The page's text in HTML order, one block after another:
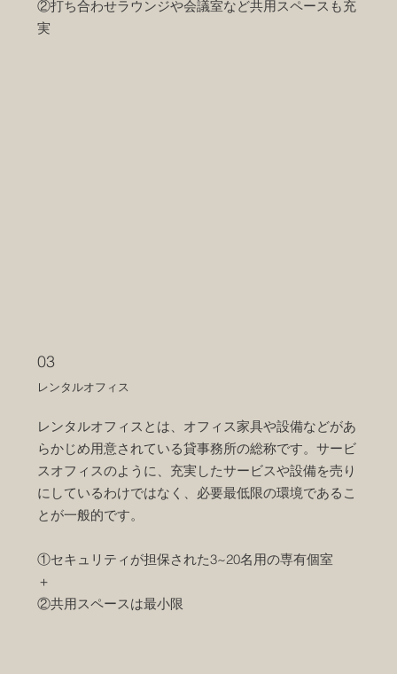
②打ち合わせラウンジや会議室など共用スペース​も充
実
03
レンタルオフィス
レンタルオフィスとは、オフィス家具や設備などがあ
らかじめ用意されている貸事務所の総称です。サービ
スオフィスのように、充実したサービスや設備を売り
にしているわけではなく、必要最低限の環境であるこ
とが一般的です。
①セキュリティが担保された3~20名用の専有個室​
＋
②共用スペース​は最小限